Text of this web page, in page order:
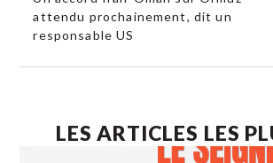
attendu prochainement, dit un
responsable US
LES ARTICLES LES